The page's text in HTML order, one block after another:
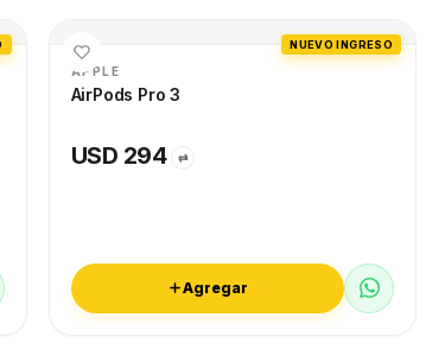
NUEVO INGRESO
APPLE
AirPods Pro 3
USD 294 ⇄
Agregar